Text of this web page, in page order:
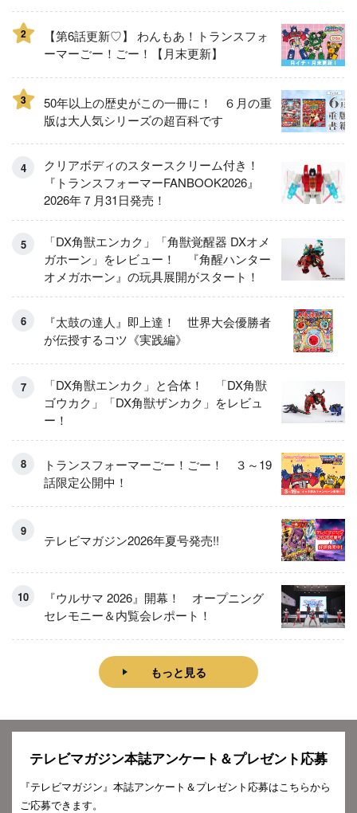
2
【第6話更新♡】 わんもあ！トランスフォ
ーマーごー！ごー！【月末更新】
3
50年以上の歴史がこの一冊に！ ６月の重
版は大人気シリーズの超百科です
クリアボディのスタースクリーム付き！
『トランスフォーマーFANBOOK2026』
2026年７月31日発売！
「DX角獣エンカク」「角獣覚醒器 DXオメ
ガホーン」をレビュー！ 『角醒ハンター
オメガホーン』の玩具展開がスタート！
『太鼓の達人』即上達！ 世界大会優勝者
が伝授するコツ《実践編》
「DX角獣エンカク」と合体！ 「DX角獣
ゴウカク」「DX角獣ザンカク」をレビュ
ー！
トランスフォーマーごー！ごー！ ３～19
話限定公開中！
テレビマガジン2026年夏号発売!!
『ウルサマ 2026』開幕！ オープニング
セレモニー＆内覧会レポート！
もっと見る
テレビマガジン本誌アンケート＆プレゼント応募
『テレビマガジン』本誌アンケート＆プレゼント応募はこちらから
ご応募できます。